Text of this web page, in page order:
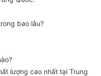
bao lâu?
lượng cao nhất tại Trung